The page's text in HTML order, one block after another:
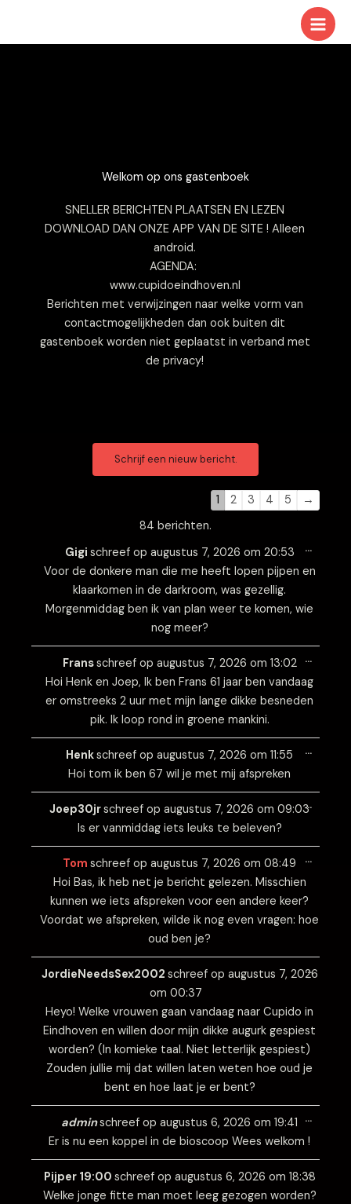
de
Welkom op ons gastenboek
SNELLER BERICHTEN PLAATSEN EN LEZEN
DOWNLOAD DAN ONZE APP VAN DE SITE ! Alleen
android.
AGENDA:
www.cupidoeindhoven.nl
Berichten met verwijzingen naar welke vorm van
contactmogelijkheden dan ook buiten dit
gastenboek worden niet geplaatst in verband met
de privacy!
Navigatie
de
gastenboek-
1 2 3 4 5
→
84 berichten.
Gigi schreef op augustus 7, 2026 om 20:53
Voor de donkere man die me heeft lopen pijpen en
klaarkomen in de darkroom, was gezellig.
Morgenmiddag ben ik van plan weer te komen, wie
nog meer?
…deze
Fransschreef op augustus 7, 2026 om 13:02
Hoi Henk en Joep, Ik ben Frans 61 jaar ben vandaag
er omstreeks 2 uur met mijn lange dikke besneden
pik. Ik loop rond in groene mankini.
…
Wissel
deze
Henkschreef op augustus 7, 2026 om 11:55
Hoi tom ik ben 67 wil je met mij afspreken
…
Wissel
deze
Joep30jrschreef op augustus 7, 2026 om 09:03
Is er vanmiddag iets leuks te beleven?
…
Wissel
deze
Tom schreef op augustus 7, 2026 om 08:49
Hoi Bas, ik heb net je bericht gelezen. Misschien
kunnen we iets afspreken voor een andere keer?
Voordat we afspreken, wilde ik nog even vragen: hoe
oud ben je?
…
Wissel
deze
JordieNeedsSex2002 schreef op augustus 7, 2026
om 00:37
Heyo! Welke vrouwen gaan vandaag naar Cupido in
Eindhoven en willen door mijn dikke augurk gespiest
worden? (In komieke taal. Niet letterlijk gespiest)
Zouden jullie mij dat willen laten weten hoe oud je
bent en hoe laat je er bent?
…
Wissel
deze
adminschreef op augustus 6, 2026 om 19:41
Er is nu een koppel in de bioscoop Wees welkom !
…
Wissel
deze
Pijper 19:00 schreef op augustus 6, 2026 om 18:38
Welke jonge fitte man moet leeg gezogen worden?
…
Wissel
deze
Navigatie
de
gastenboek-